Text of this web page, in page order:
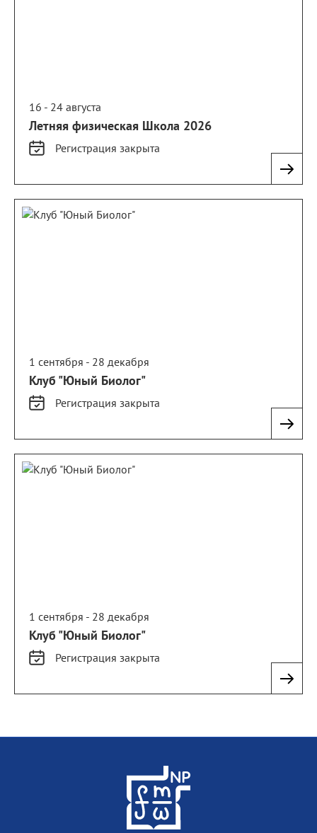
16 - 24 августа
Летняя физическая Школа 2026
Регистрация закрыта
1 сентября - 28 декабря
Клуб "Юный Биолог"
Регистрация закрыта
1 сентября - 28 декабря
Клуб "Юный Биолог"
Регистрация закрыта